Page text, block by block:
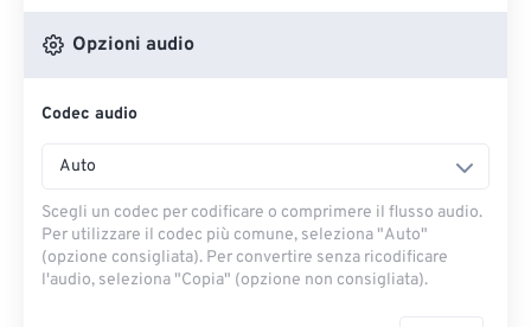
Opzioni audio
Codec audio
Auto
Scegli un codec per codificare o comprimere il flusso audio.
Per utilizzare il codec più comune, seleziona "Auto"
(opzione consigliata). Per convertire senza ricodificare
l'audio, seleziona "Copia" (opzione non consigliata).